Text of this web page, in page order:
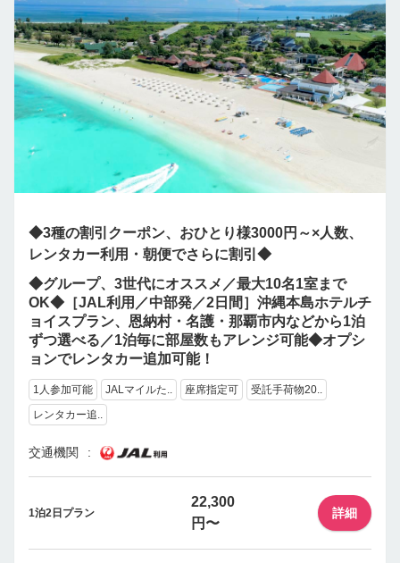
◆3種の割引クーポン、おひとり様3000円～×人数、
レンタカー利用・朝便でさらに割引◆
◆グループ、3世代にオススメ／最大10名1室まで
OK◆［JAL利用／中部発／2日間］沖縄本島ホテルチ
ョイスプラン、恩納村・名護・那覇市内などから1泊
ずつ選べる／1泊毎に部屋数もアレンジ可能◆オプシ
ョンでレンタカー追加可能！
1人参加可能 JALマイルた.. 座席指定可
受託手荷物20..
レンタカー追..
交通機関
1泊2日プラン
22,300
円〜
詳細